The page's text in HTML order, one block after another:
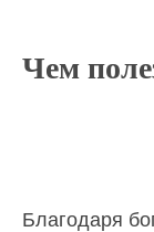
Чем
Благодаря